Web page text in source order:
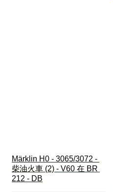
Märklin H0 - 3065/3072 -
柴油火車 (2) - V60 在 BR
212 - DB